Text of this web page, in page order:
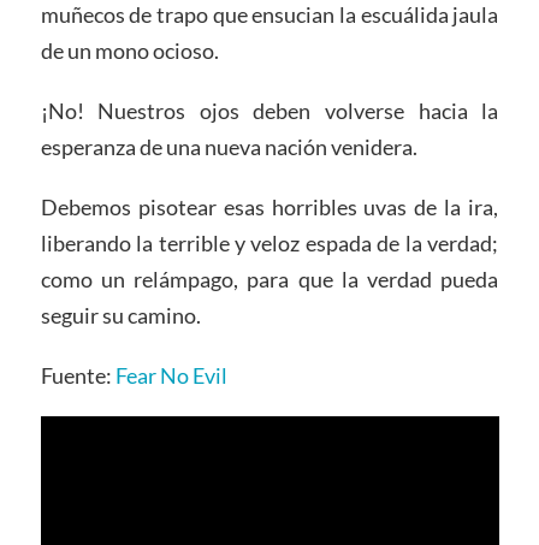
muñecos de trapo que ensucian la escuálida jaula
de un mono ocioso.
¡No! Nuestros ojos deben volverse hacia la
esperanza de una nueva nación venidera.
Debemos pisotear esas horribles uvas de la ira,
liberando la terrible y veloz espada de la verdad;
como un relámpago, para que la verdad pueda
seguir su camino.
Fuente: Fear No Evil